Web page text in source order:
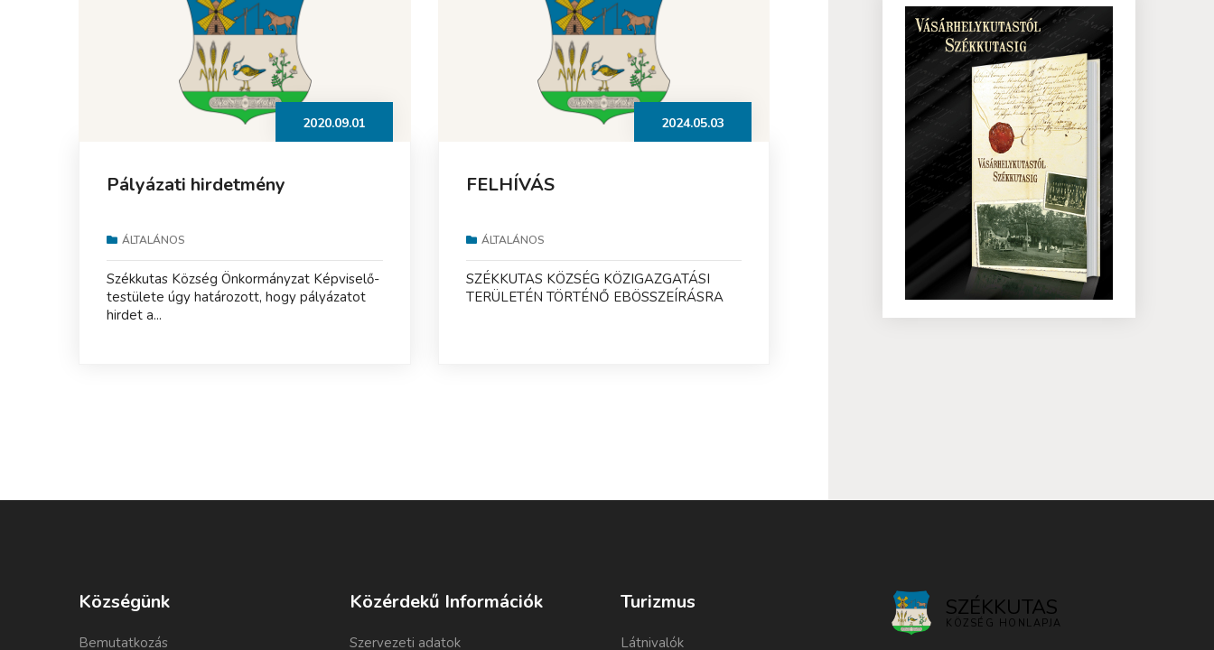
2020.09.01
Pályázati hirdetmény
ÁLTALÁNOS
Székkutas Község Önkormányzat Képviselő-
testülete úgy határozott, hogy pályázatot
hirdet a...
2024.05.03
FELHÍVÁS
ÁLTALÁNOS
SZÉKKUTAS KÖZSÉG KÖZIGAZGATÁSI
TERÜLETÉN TÖRTÉNŐ EBÖSSZEÍRÁSRA
Községünk
Bemutatkozás
Közérdekű Információk
Szervezeti adatok
Turizmus
Látnivalók
SZÉKKUTAS
KÖZSÉG HONLAPJA